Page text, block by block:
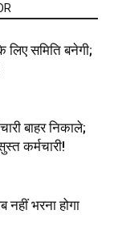
समिति बनेगी;
बाहर निकाले;
कर्मचारी!
भरना होगा